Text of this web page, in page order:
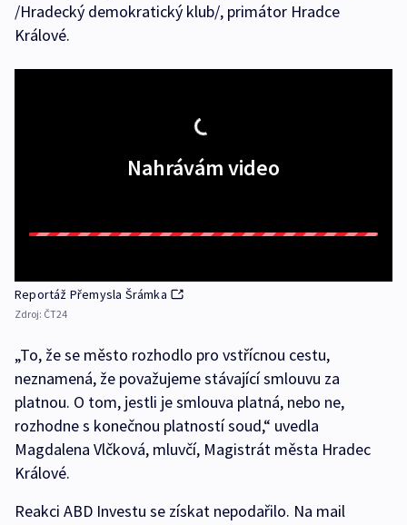
/Hradecký demokratický klub/, primátor Hradce
Králové.
Nahrávám video
Reportáž Přemysla Šrámka
Zdroj: ČT24
„To, že se město rozhodlo pro vstřícnou cestu,
neznamená, že považujeme stávající smlouvu za
platnou. O tom, jestli je smlouva platná, nebo ne,
rozhodne s konečnou platností soud,“ uvedla
Magdalena Vlčková, mluvčí, Magistrát města Hradec
Králové.
Reakci ABD Investu se získat nepodařilo. Na mail